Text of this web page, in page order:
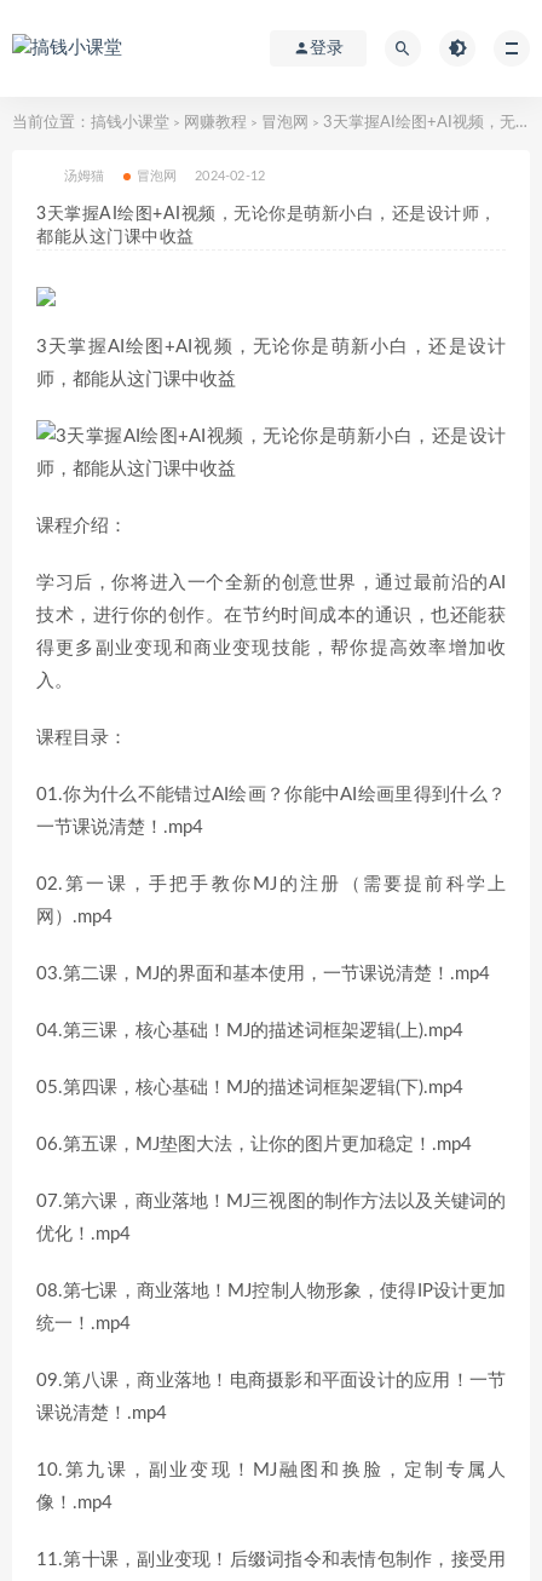
登录
当前位置： 搞钱小课堂 > 网赚教程 > 冒泡网 > 3天掌握AI绘图+AI视频，无论你是萌新小白，还是设计师，都能从这门课中收益
汤姆猫 冒泡网 2024-02-12
3天掌握AI绘图+AI视频，无论你是萌新小白，还是设计师，
都能从这门课中收益
3天掌握AI绘图+AI视频，无论你是萌新小白，还是设计
师，都能从这门课中收益
课程介绍：
学习后，你将进入一个全新的创意世界，通过最前沿的AI
技术，进行你的创作。在节约时间成本的通识，也还能获
得更多副业变现和商业变现技能，帮你提高效率增加收
入。
课程目录：
01.你为什么不能错过AI绘画？你能中AI绘画里得到什么？
一节课说清楚！.mp4
02.第一课，手把手教你MJ的注册（需要提前科学上
网）.mp4
03.第二课，MJ的界面和基本使用，一节课说清楚！.mp4
04.第三课，核心基础！MJ的描述词框架逻辑(上).mp4
05.第四课，核心基础！MJ的描述词框架逻辑(下).mp4
06.第五课，MJ垫图大法，让你的图片更加稳定！.mp4
07.第六课，商业落地！MJ三视图的制作方法以及关键词的
优化！.mp4
08.第七课，商业落地！MJ控制人物形象，使得IP设计更加
统一！.mp4
09.第八课，商业落地！电商摄影和平面设计的应用！一节
课说清楚！.mp4
10.第九课，副业变现！MJ融图和换脸，定制专属人
像！.mp4
11.第十课，副业变现！后缀词指令和表情包制作，接受用